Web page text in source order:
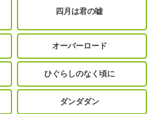
四月は君の嘘
オーバーロード
ひぐらしのなく頃に
ダンダダン